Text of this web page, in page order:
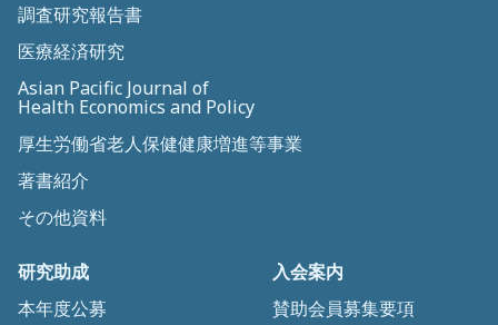
調査研究報告書
医療経済研究
Asian Pacific Journal of
Health Economics and Policy
厚生労働省老人保健健康増進等事業
著書紹介
その他資料
研究助成
本年度公募
入会案内
賛助会員募集要項